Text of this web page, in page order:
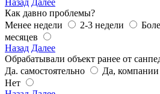
Назад Далее
Как давно проблемы?
Менее недели
2-3 недели
месяцев
Назад Далее
Обрабатывали объект ранее от
Да. самостоятельно
Да,
Нет